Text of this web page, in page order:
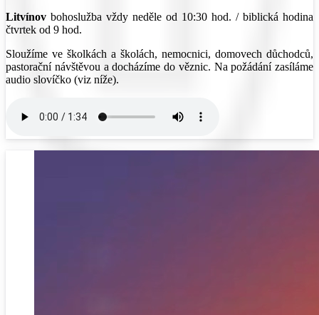
Litvínov bohoslužba vždy neděle od 10:30 hod. / biblická hodina
čtvrtek od 9 hod.
Sloužíme ve školkách a školách, nemocnici, domovech důchodců,
pastorační návštěvou a docházíme do věznic. Na požádání zasíláme
audio slovíčko (viz níže).